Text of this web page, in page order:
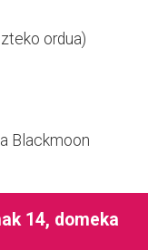
ordua)
Blackmoon
14, domeka